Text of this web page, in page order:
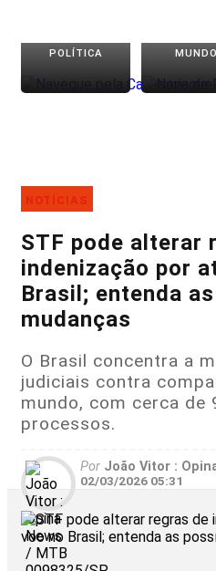
POLÍTICA MUNDO
NOTÍCIAS
STF pode alterar
indenização por
Brasil; entenda
mudanças
O Brasil concentra a
judiciais contra
mundo, com cerca de
processos.
Por João Vitor :
02/03/2026 05:31